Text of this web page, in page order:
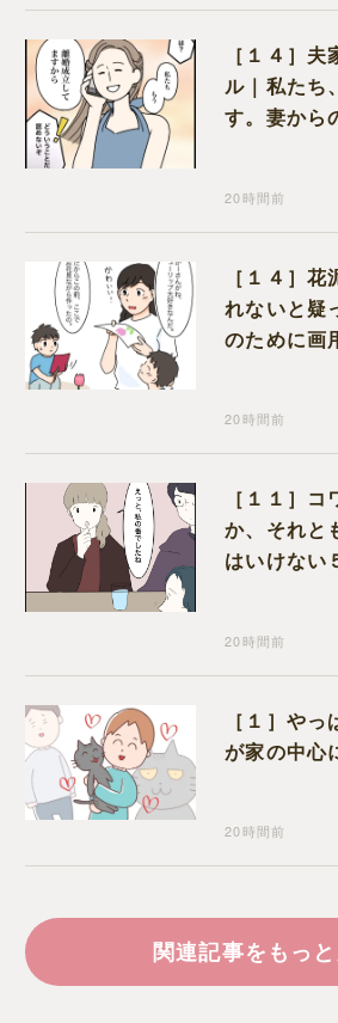
［１４］
ル｜私たち
す。妻から
20時間前
［１４］
れないと疑
のために画
プを作っ
20時間前
［１１］
か、それと
はいけない
20時間前
［１］や
が家の中心
20時間前
関連記事をもっ